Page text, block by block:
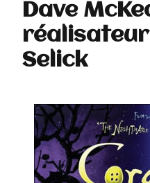
Dave
réalisateur
Selick